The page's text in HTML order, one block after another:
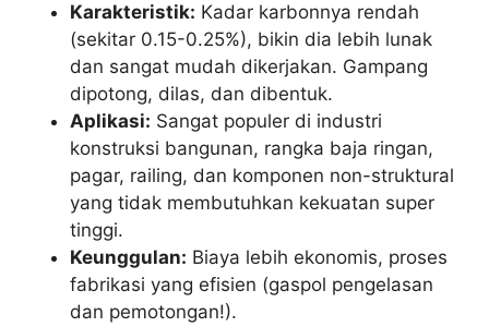
Karakteristik: Kadar karbonnya rendah
(sekitar 0.15-0.25%), bikin dia lebih lunak
dan sangat mudah dikerjakan. Gampang
dipotong, dilas, dan dibentuk.
Aplikasi: Sangat populer di industri
konstruksi bangunan, rangka baja ringan,
pagar, railing, dan komponen non-struktural
yang tidak membutuhkan kekuatan super
tinggi.
Keunggulan: Biaya lebih ekonomis, proses
fabrikasi yang efisien (gaspol pengelasan
dan pemotongan!).